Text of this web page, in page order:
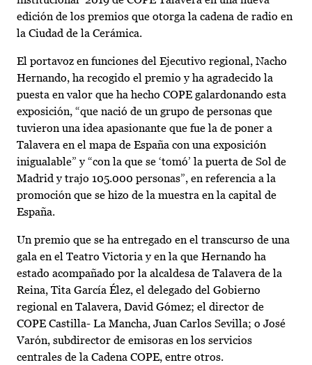
edición de los premios que otorga la cadena de radio en
la Ciudad de la Cerámica.
El portavoz en funciones del Ejecutivo regional, Nacho
Hernando, ha recogido el premio y ha agradecido la
puesta en valor que ha hecho COPE galardonando esta
exposición, “que nació de un grupo de personas que
tuvieron una idea apasionante que fue la de poner a
Talavera en el mapa de España con una exposición
inigualable” y “con la que se ‘tomó’ la puerta de Sol de
Madrid y trajo 105.000 personas”, en referencia a la
promoción que se hizo de la muestra en la capital de
España.
Un premio que se ha entregado en el transcurso de una
gala en el Teatro Victoria y en la que Hernando ha
estado acompañado por la alcaldesa de Talavera de la
Reina, Tita García Élez, el delegado del Gobierno
regional en Talavera, David Gómez; el director de
COPE Castilla- La Mancha, Juan Carlos Sevilla; o José
Varón, subdirector de emisoras en los servicios
centrales de la Cadena COPE, entre otros.